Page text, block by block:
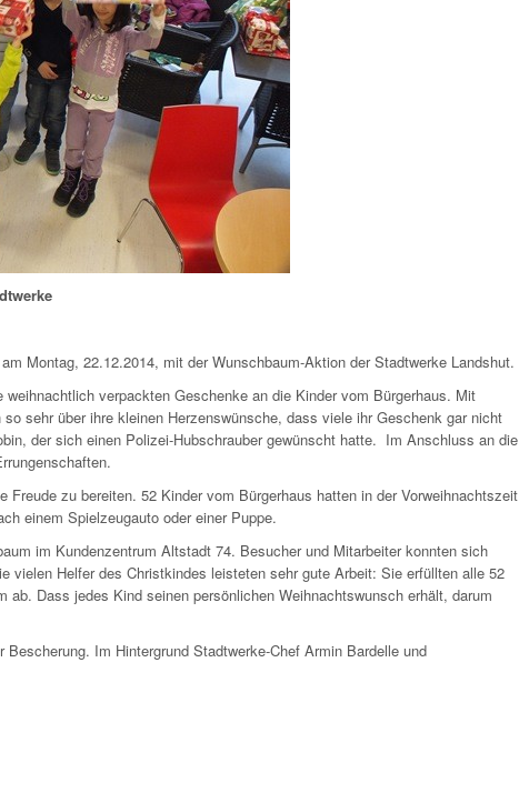
Montag, 22.12.2014, mit der Wunschbaum-Aktion der Stadtwerke Landshut.
verpackten Geschenke an die Kinder vom Bürgerhaus. Mit
sehr über ihre kleinen Herzenswünsche, dass viele ihr Geschenk gar nicht
der sich einen Polizei-Hubschrauber gewünscht hatte. Im Anschluss an die
zu bereiten. 52 Kinder vom Bürgerhaus hatten in der Vorweihnachtszeit
einem Spielzeugauto oder einer Puppe.
im Kundenzentrum Altstadt 74. Besucher und Mitarbeiter konnten sich
vielen Helfer des Christkindes leisteten sehr gute Arbeit: Sie erfüllten alle 52
Dass jedes Kind seinen persönlichen Weihnachtswunsch erhält, darum
Im Hintergrund Stadtwerke-Chef Armin Bardelle und